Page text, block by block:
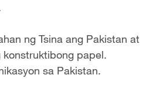
ng Tsina ang Pakistan at
papel.
sa Pakistan.